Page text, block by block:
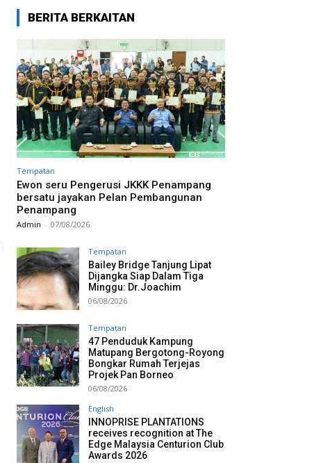
BERITA BERKAITAN
Tempatan
Ewon seru Pengerusi JKKK Penampang
bersatu jayakan Pelan Pembangunan
Penampang
Admin - 07/08/2026
Tempatan
Bailey Bridge Tanjung Lipat
Dijangka Siap Dalam Tiga
Minggu: Dr.Joachim
06/08/2026
Tempatan
47 Penduduk Kampung
Matupang Bergotong-Royong
Bongkar Rumah Terjejas
Projek Pan Borneo
06/08/2026
English
INNOPRISE PLANTATIONS
receives recognition at The
Edge Malaysia Centurion Club
Awards 2026